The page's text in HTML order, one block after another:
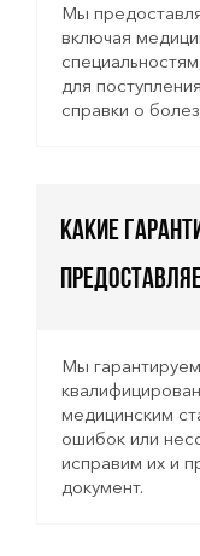
Мы
включая
для
справки о
Какие
Мы
медицинским
ошибок или
исправим их и
документ.